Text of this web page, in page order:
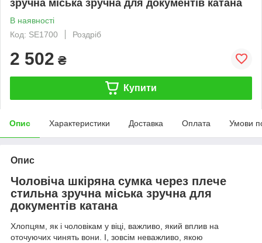
зручна міська зручна для документів катана
В наявності
Код: SE1700
Роздріб
2 502 ₴
Купити
Опис Характеристики Доставка Оплата Умови
Опис
Чоловіча шкіряна сумка через плече
стильна зручна міська зручна для
документів катана
Хлопцям, як і чоловікам у віці, важливо, який вплив на
оточуючих чинять вони. І, зовсім неважливо, якою